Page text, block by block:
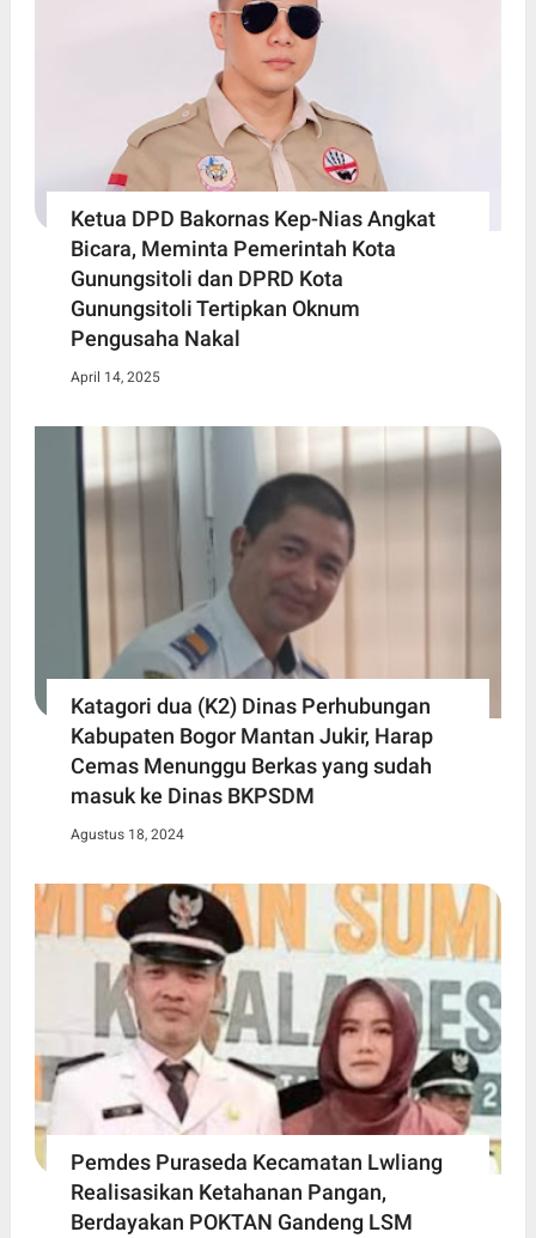
Ketua DPD Bakornas Kep-Nias Angkat
Bicara, Meminta Pemerintah Kota
Gunungsitoli dan DPRD Kota
Gunungsitoli Tertipkan Oknum
Pengusaha Nakal
April 14, 2025
Katagori dua (K2) Dinas Perhubungan
Kabupaten Bogor Mantan Jukir, Harap
Cemas Menunggu Berkas yang sudah
masuk ke Dinas BKPSDM
Agustus 18, 2024
Pemdes Puraseda Kecamatan Lwliang
Realisasikan Ketahanan Pangan,
Berdayakan POKTAN Gandeng LSM